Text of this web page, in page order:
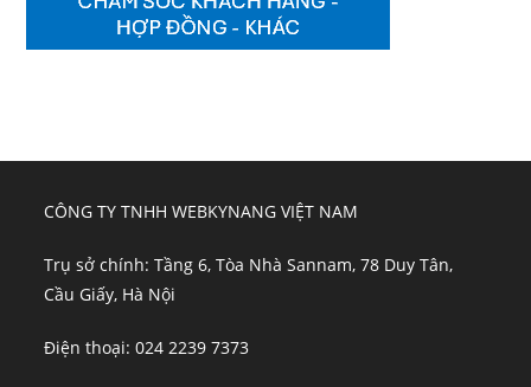
CÔNG TY TNHH WEBKYNANG VIỆT NAM
Trụ sở chính: Tầng 6, Tòa Nhà Sannam, 78 Duy Tân,
Cầu Giấy, Hà Nội
Điện thoại: 024 2239 7373